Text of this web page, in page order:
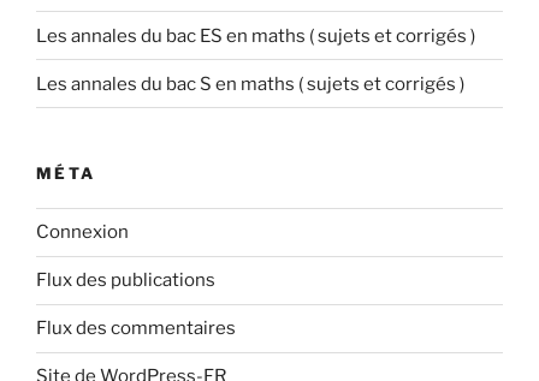
Les annales du bac ES en maths ( sujets et corrigés )
Les annales du bac S en maths ( sujets et corrigés )
MÉTA
Connexion
Flux des publications
Flux des commentaires
Site de WordPress-FR